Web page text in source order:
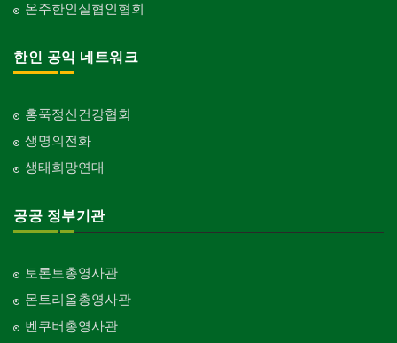
온주한인실협인협회
한인 공익 네트워크
홍푹정신건강협회
생명의전화
생태희망연대
공공 정부기관
토론토총영사관
몬트리올총영사관
벤쿠버총영사관